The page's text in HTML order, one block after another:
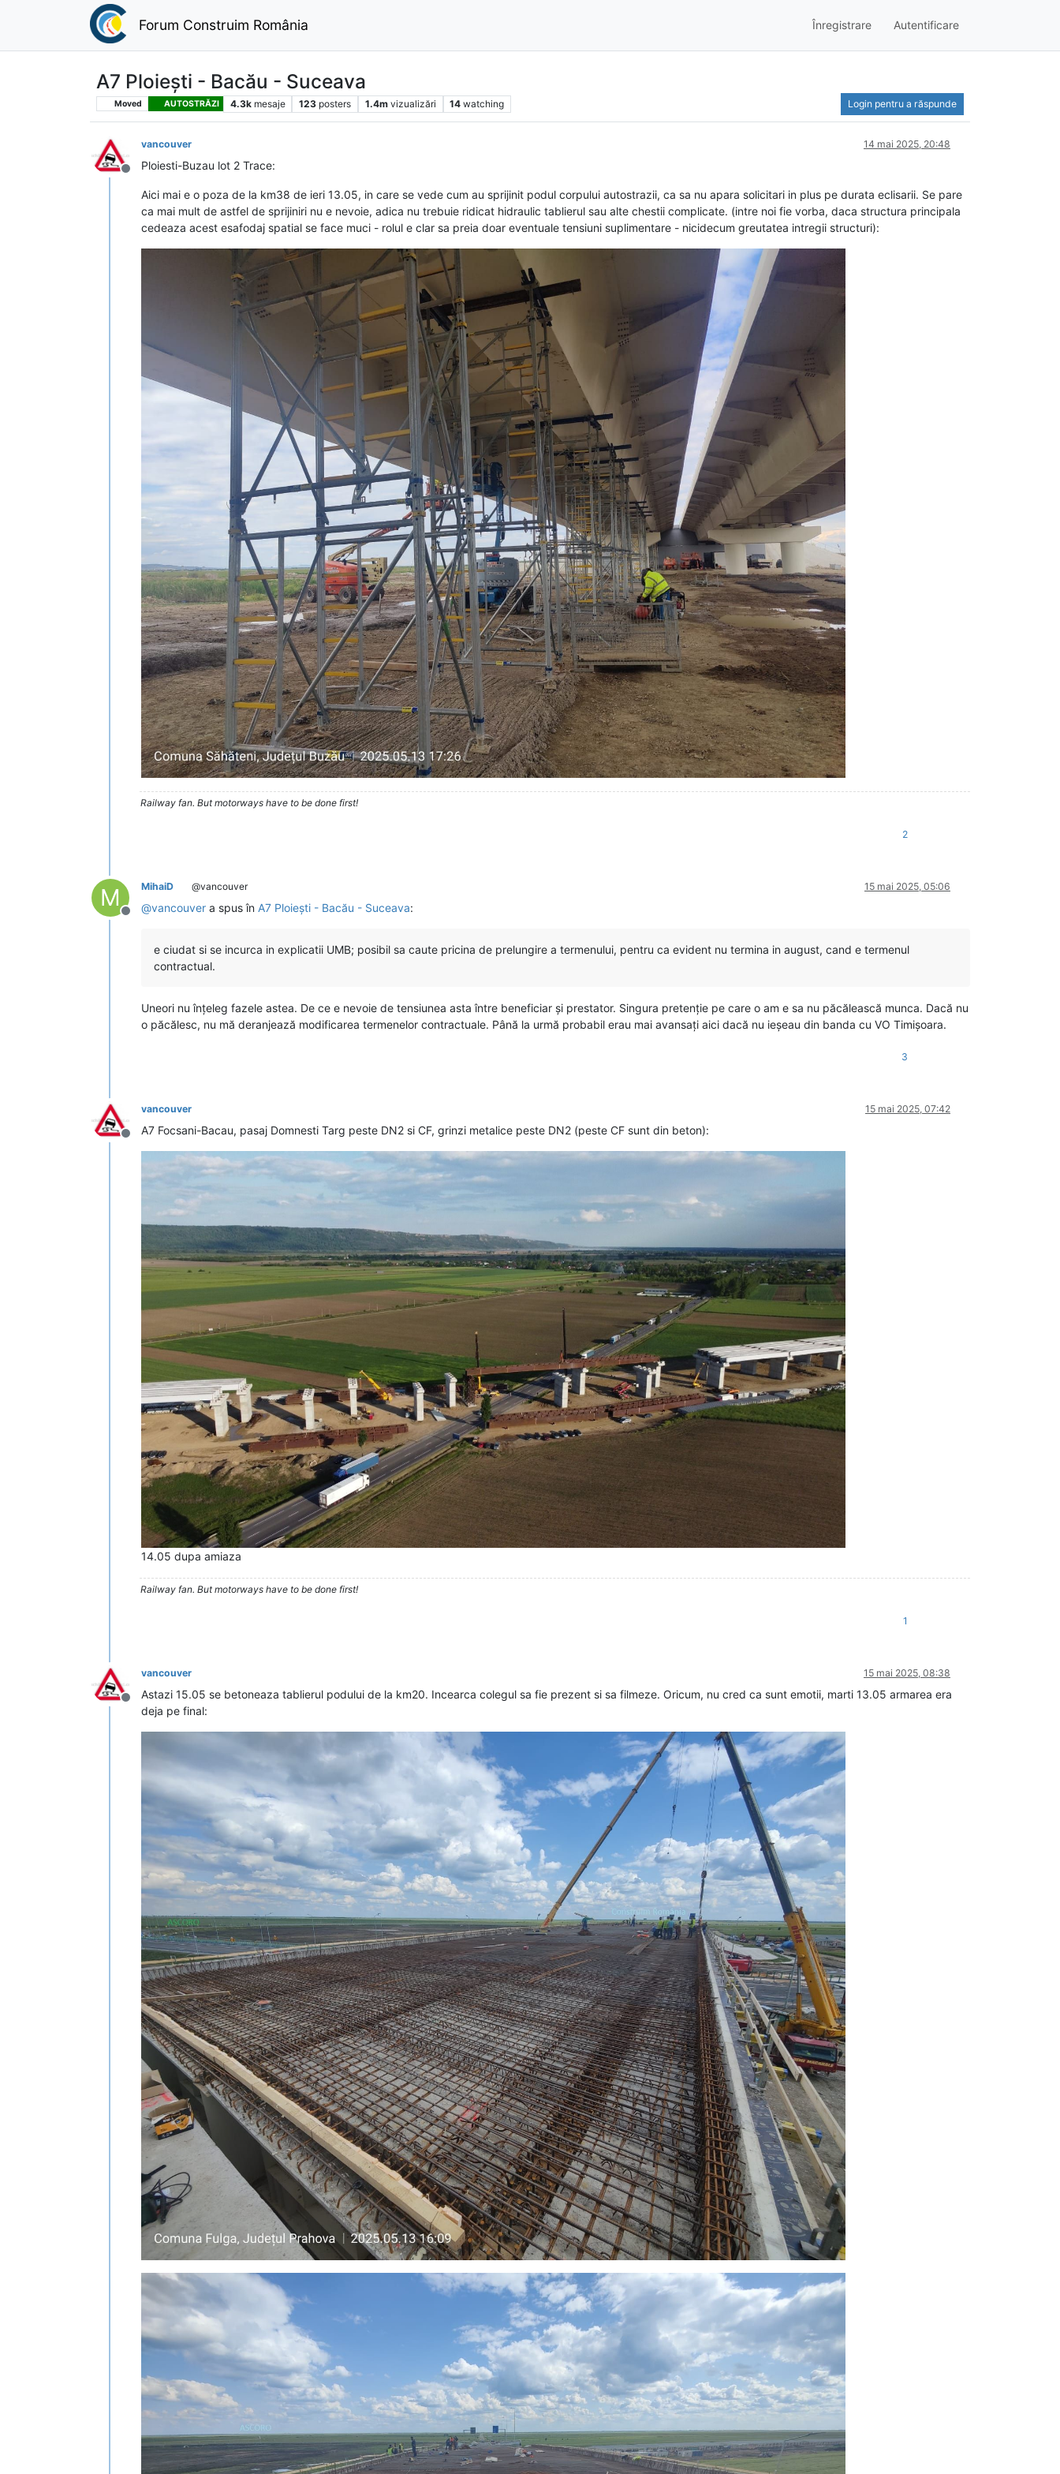
Forum Construim România Înregistrare Autentificare
A7 Ploiești - Bacău - Suceava
Moved AUTOSTRĂZI 4.3k mesaje 123 posters 1.4m vizualizări 14 watching Login pentru a răspunde
Deconectat
vancouver 14 mai 2025, 20:48
Ploiesti-Buzau lot 2 Trace:
Aici mai e o poza de la km38 de ieri 13.05, in care se vede cum au sprijinit podul corpului autostrazii, ca sa nu apara solicitari in plus pe durata eclisarii. Se pare
ca mai mult de astfel de sprijiniri nu e nevoie, adica nu trebuie ridicat hidraulic tablierul sau alte chestii complicate. (intre noi fie vorba, daca structura principala
cedeaza acest esafodaj spatial se face muci - rolul e clar sa preia doar eventuale tensiuni suplimentare - nicidecum greutatea intregii structuri):
Railway fan. But motorways have to be done first!
2
M
Deconectat
MihaiD @vancouver 15 mai 2025, 05:06
@vancouver a spus în A7 Ploiești - Bacău - Suceava:
e ciudat si se incurca in explicatii UMB; posibil sa caute pricina de prelungire a termenului, pentru ca evident nu termina in august, cand e termenul
contractual.
Uneori nu înțeleg fazele astea. De ce e nevoie de tensiunea asta între beneficiar și prestator. Singura pretenție pe care o am e sa nu păcălească munca. Dacă nu
o păcălesc, nu mă deranjează modificarea termenelor contractuale. Până la urmă probabil erau mai avansați aici dacă nu ieșeau din banda cu VO Timișoara.
3
Deconectat
vancouver 15 mai 2025, 07:42
A7 Focsani-Bacau, pasaj Domnesti Targ peste DN2 si CF, grinzi metalice peste DN2 (peste CF sunt din beton):
14.05 dupa amiaza
Railway fan. But motorways have to be done first!
1
Deconectat
vancouver 15 mai 2025, 08:38
Astazi 15.05 se betoneaza tablierul podului de la km20. Incearca colegul sa fie prezent si sa filmeze. Oricum, nu cred ca sunt emotii, marti 13.05 armarea era
deja pe final: